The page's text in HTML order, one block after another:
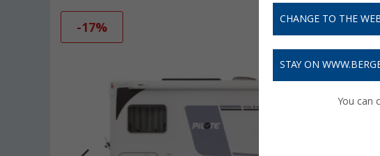
-17%
CHANGE TO THE
STAY ON
You can